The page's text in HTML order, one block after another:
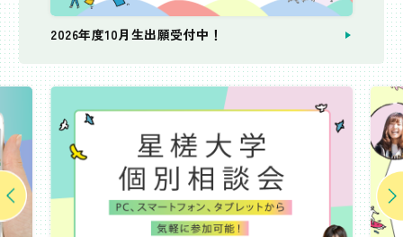
2026年度10月生出願受付中！